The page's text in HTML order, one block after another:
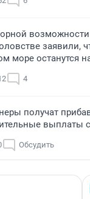
возможности
заявили,
море останутся
4
получат
выплаты с
Обсудить